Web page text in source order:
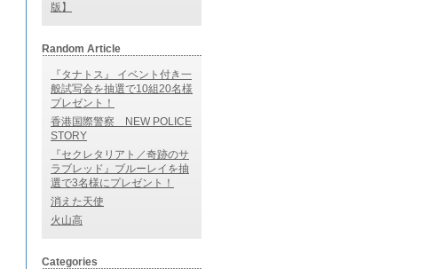
版】
Random Article
『タナトス』 イベント付き一
般試写会を抽選で10組20名様
プレゼント！
香港国際警察 NEW POLICE
STORY
『セクレタリアト／奇跡のサ
ラブレッド』ブルーレイを抽
選で3名様にプレゼント！
消えた天使
火山高
Categories